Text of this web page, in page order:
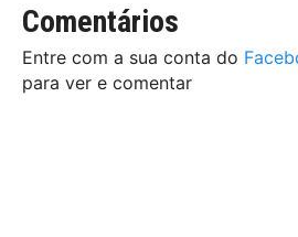
Comentários
Entre com a sua conta do
para ver e comentar